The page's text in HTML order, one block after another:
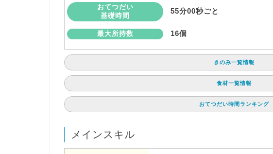
おてつだい
基礎時間
55分00秒ごと
最大所持数 16個
きのみ一覧情報
食材一覧情報
おてつだい時間ランキング
メインスキル